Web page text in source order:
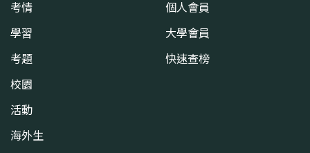
考情
學習
考題
校園
活動
海外生
個人會員
大學會員
快速查榜